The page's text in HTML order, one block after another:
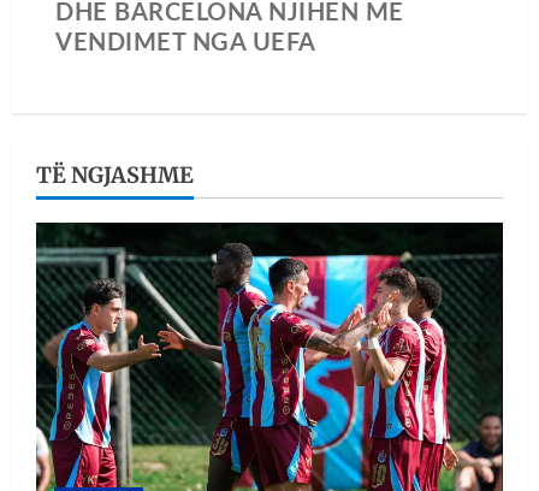
DHE BARCELONA NJIHEN ME
VENDIMET NGA UEFA
TË NGJASHME